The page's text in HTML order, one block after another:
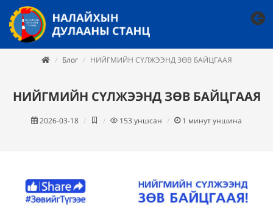
Блог НИЙГМИЙН СҮЛЖЭЭНД ЗӨВ БАЙЦГААЯ
НИЙГМИЙН СҮЛЖЭЭНД ЗӨВ БАЙЦГААЯ
2026-03-18 153 уншсан 1 минут уншина